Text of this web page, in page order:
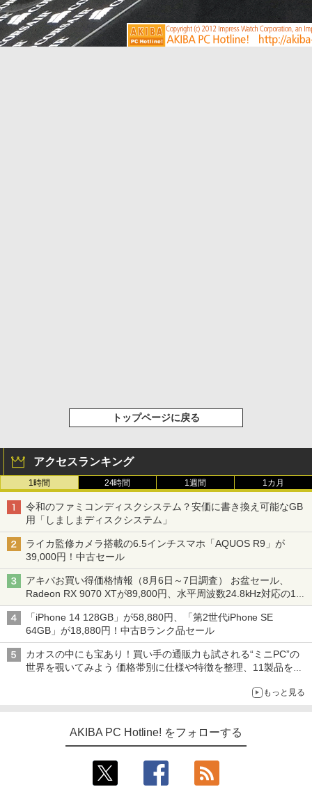
トップページに戻る
アクセスランキング
1時間 24時間 1週間 1カ月
令和のファミコンディスクシステム？安価に書き換え可能なGB
用「しましまディスクシステム」
ライカ監修カメラ搭載の6.5インチスマホ「AQUOS R9」が
39,000円！中古セール
アキバお買い得価格情報（8月6日～7日調査） お盆セール、
Radeon RX 9070 XTが89,800円、水平周波数24.8kHz対応の17
型モニターが9,801円、暑さ指数連動セール ほか
「iPhone 14 128GB」が58,880円、「第2世代iPhone SE
64GB」が18,880円！中古Bランク品セール
カオスの中にも宝あり！買い手の通販力も試される“ミニPC”の
世界を覗いてみよう 価格帯別に仕様や特徴を整理、11製品をピ
もっと見る
AKIBA PC Hotline! をフォローする